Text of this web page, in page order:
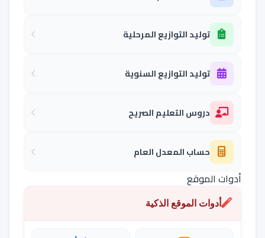
توليد التوازيع المرحلية
توليد التوازيع السنوية
دروس التعليم الصريح
حساب المعدل العام
أدوات الموقع
أدوات الموقع الذكية